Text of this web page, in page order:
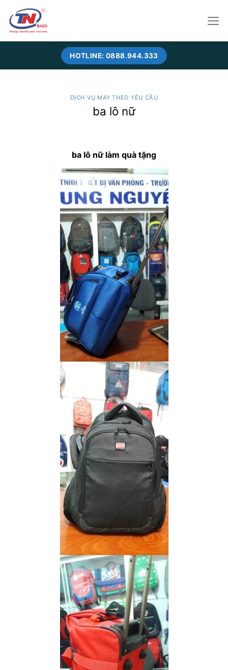
content
HOTLINE: 0888.944.333
DỊCH VỤ MAY THEO YÊU CẦU
ba lô nữ
ba lô nữ làm quà tặng